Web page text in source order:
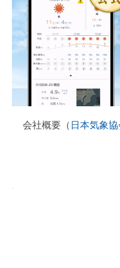
会社概要（ 日本気象協